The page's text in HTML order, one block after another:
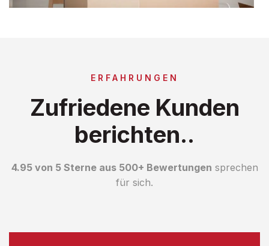
ERFAHRUNGEN
Zufriedene Kunden
berichten..
4.95 von 5 Sterne aus 500+ Bewertungen sprechen
für sich.